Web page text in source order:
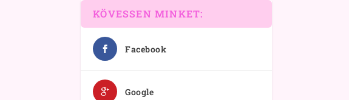
KÖVESSEN MINKET:
Facebook
Google